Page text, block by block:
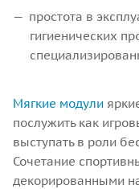
простота в
гигиенических
Мягкие модули
послужить как
выступать в роли
Сочетание
декорированными